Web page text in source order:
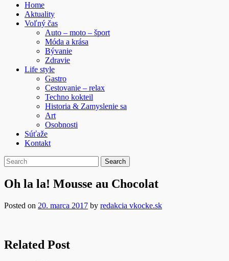
Home
Aktuality
Voľný čas
Auto – moto – šport
Móda a krása
Bývanie
Zdravie
Life style
Gastro
Cestovanie – relax
Techno kokteil
Historia & Zamyslenie sa
Art
Osobnosti
Súťaže
Kontakt
Oh la la! Mousse au Chocolat
Posted on 20. marca 2017 by redakcia vkocke.sk
Related Post